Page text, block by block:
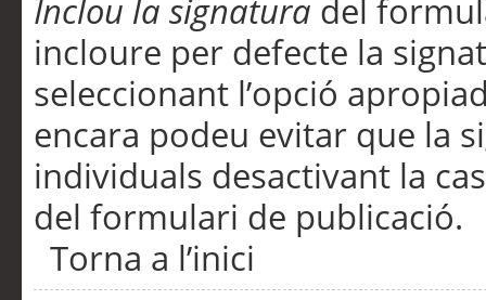
Inclou la signatura del
incloure per defecte la
seleccionant l’opció
encara podeu evitar que la
individuals desactivant la
del formulari de publicació.
Torna a l’inici